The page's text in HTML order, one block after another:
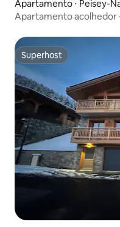
Apartamento ⋅ Peisey-
Apartamento acolhedor
Superhost
Superhost